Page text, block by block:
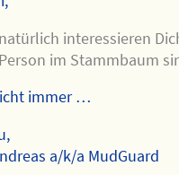
natürlich interessieren
Person im Stammbaum
immer …
a/k/a MudGuard